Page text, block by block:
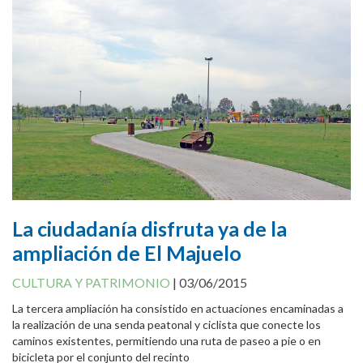
La ciudadanía disfruta ya de la
ampliación de El Majuelo
CULTURA Y PATRIMONIO | 03/06/2015
La tercera ampliación ha consistido en actuaciones encaminadas a
la realización de una senda peatonal y ciclista que conecte los
caminos existentes, permitiendo una ruta de paseo a pie o en
bicicleta por el conjunto del recinto